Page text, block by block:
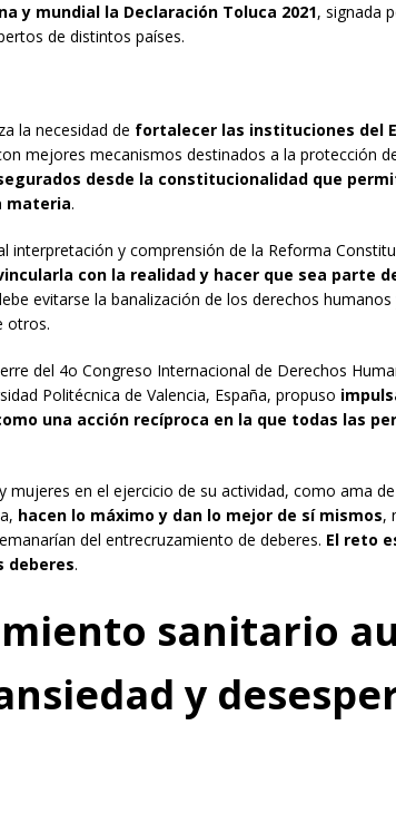
y mundial la Declaración Toluca 2021, signada
de distintos países.
la necesidad de fortalecer las instituciones del
mejores mecanismos destinados a la protección
desde la constitucionalidad que
materia.
interpretación y comprensión de la Reforma
con la realidad y hacer que sea parte
evitarse la banalización de los derechos
otros.
del 4o Congreso Internacional de Derechos
Politécnica de Valencia, España, propuso
una acción recíproca en la que todas las
mujeres en el ejercicio de su actividad, como ama
hacen lo máximo y dan lo mejor de sí mismos,
del entrecruzamiento de deberes. El reto
deberes.
sanitario
y